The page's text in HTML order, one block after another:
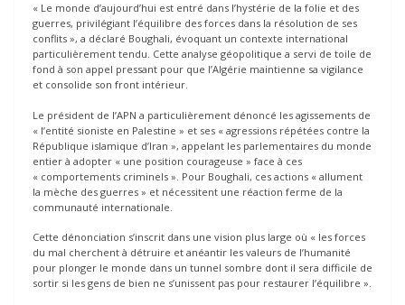
« Le monde d’aujourd’hui est entré dans l’hystérie de la folie et des
guerres, privilégiant l’équilibre des forces dans la résolution de ses
conflits », a déclaré Boughali, évoquant un contexte international
particulièrement tendu. Cette analyse géopolitique a servi de toile de
fond à son appel pressant pour que l’Algérie maintienne sa vigilance
et consolide son front intérieur.
Le président de l’APN a particulièrement dénoncé les agissements de
« l’entité sioniste en Palestine » et ses « agressions répétées contre la
République islamique d’Iran », appelant les parlementaires du monde
entier à adopter « une position courageuse » face à ces
« comportements criminels ». Pour Boughali, ces actions « allument
la mèche des guerres » et nécessitent une réaction ferme de la
communauté internationale.
Cette dénonciation s’inscrit dans une vision plus large où « les forces
du mal cherchent à détruire et anéantir les valeurs de l’humanité
pour plonger le monde dans un tunnel sombre dont il sera difficile de
sortir si les gens de bien ne s’unissent pas pour restaurer l’équilibre ».